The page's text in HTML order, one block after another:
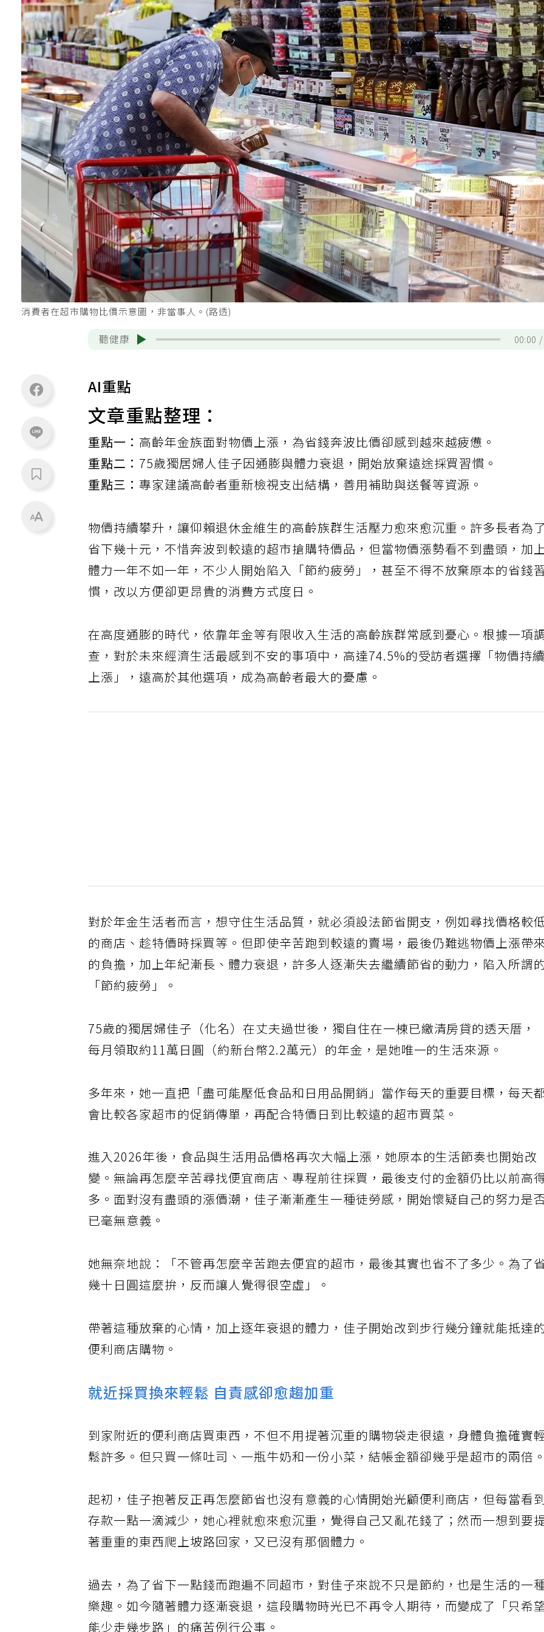
消費者在超市購物比價示意圖，非當事人。(路透)
聽健康 00:00
AI重點
文章重點整理：
重點一： 高齡年金族面對物價上漲，為省錢奔波比價卻感到越來越疲憊。
重點二： 75歲獨居婦人佳子因通膨與體力衰退，開始放棄遠途採買習慣。
重點三： 專家建議高齡者重新檢視支出結構，善用補助與送餐等資源。
物價持續攀升，讓仰賴退休金維生的高齡族群生活壓力愈來愈沉重。許多長者為了
省下幾十元，不惜奔波到較遠的超市搶購特價品，但當物價漲勢看不到盡頭，加
體力一年不如一年，不少人開始陷入「節約疲勞」，甚至不得不放棄原本的省錢
慣，改以方便卻更昂貴的消費方式度日。
在高度通膨的時代，依靠年金等有限收入生活的高齡族群常感到憂心。根據一項
查，對於未來經濟生活最感到不安的事項中，高達74.5%的受訪者選擇「物價持續
上漲」，遠高於其他選項，成為高齡者最大的憂慮。
對於年金生活者而言，想守住生活品質，就必須設法節省開支，例如尋找價格較
的商店、趁特價時採買等。但即使辛苦跑到較遠的賣場，最後仍難逃物價上漲帶
的負擔，加上年紀漸長、體力衰退，許多人逐漸失去繼續節省的動力，陷入所謂的
「節約疲勞」。
75歲的獨居婦佳子（化名）在丈夫過世後，獨自住在一棟已繳清房貸的透天厝，
每月領取約11萬日圓（約新台幣2.2萬元）的年金，是她唯一的生活來源。
多年來，她一直把「盡可能壓低食品和日用品開銷」當作每天的重要目標，每天
會比較各家超市的促銷傳單，再配合特價日到比較遠的超市買菜。
進入2026年後，食品與生活用品價格再次大幅上漲，她原本的生活節奏也開始改
變。無論再怎麼辛苦尋找便宜商店、專程前往採買，最後支付的金額仍比以前高
多。面對沒有盡頭的漲價潮，佳子漸漸產生一種徒勞感，開始懷疑自己的努力是否
已毫無意義。
她無奈地說：「不管再怎麼辛苦跑去便宜的超市，最後其實也省不了多少。為了省
幾十日圓這麼拚，反而讓人覺得很空虛」。
帶著這種放棄的心情，加上逐年衰退的體力，佳子開始改到步行幾分鐘就能抵達的
便利商店購物。
就近採買換來輕鬆 自責感卻愈趨加重
到家附近的便利商店買東西，不但不用提著沉重的購物袋走很遠，身體負擔確實
鬆許多。但只買一條吐司、一瓶牛奶和一份小菜，結帳金額卻幾乎是超市的兩倍。
起初，佳子抱著反正再怎麼節省也沒有意義的心情開始光顧便利商店，但每當看到
存款一點一滴減少，她心裡就愈來愈沉重，覺得自己又亂花錢了；然而一想到要
著重重的東西爬上坡路回家，又已沒有那個體力。
過去，為了省下一點錢而跑遍不同超市，對佳子來說不只是節約，也是生活的一
樂趣。如今隨著體力逐漸衰退，這段購物時光已不再令人期待，而變成了「只希